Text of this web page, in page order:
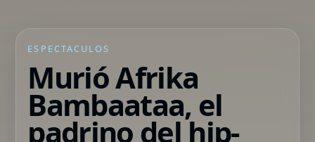
ESPECTACULOS
Murió Afrika
Bambaataa, el
padrino del hip-